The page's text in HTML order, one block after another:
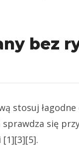
bez
stosuj łagodne
się
[1][3][5].